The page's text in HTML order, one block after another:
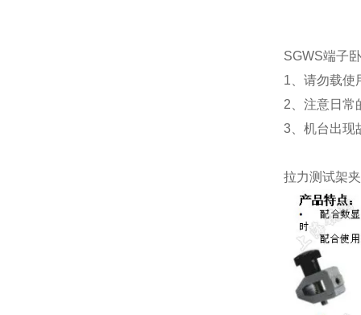
SGWS端子
1、请勿载使
2、注意日常
3、机台出现
拉力测试架